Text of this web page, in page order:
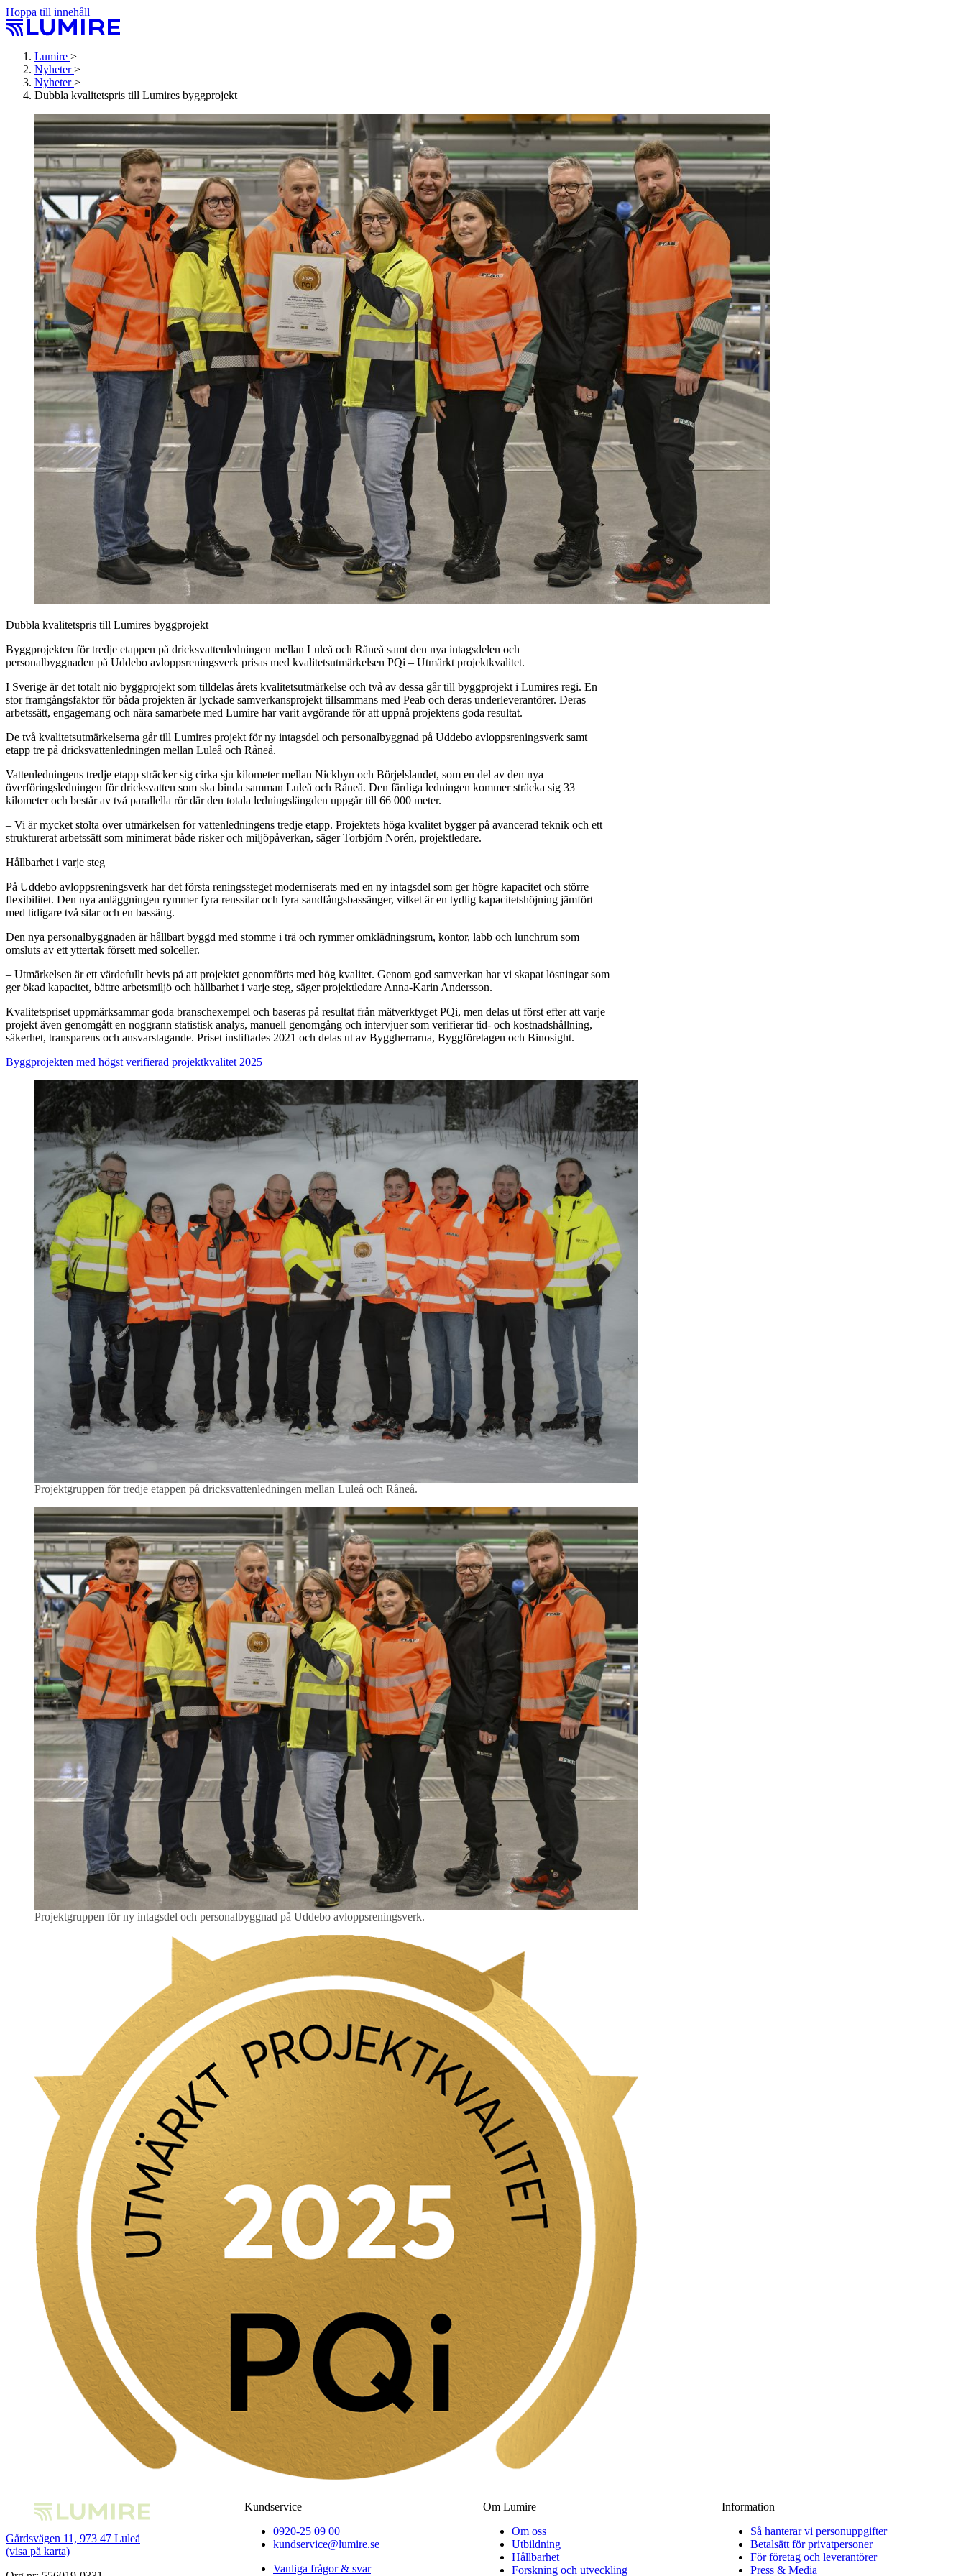
Hoppa till innehåll
Lumire >
Nyheter >
Nyheter >
Dubbla kvalitetspris till Lumires byggprojekt
Dubbla kvalitetspris till Lumires byggprojekt
Byggprojekten för tredje etappen på dricksvattenledningen mellan Luleå och Råneå samt den nya intagsdelen och
personalbyggnaden på Uddebo avloppsreningsverk prisas med kvalitetsutmärkelsen PQi – Utmärkt projektkvalitet.
I Sverige är det totalt nio byggprojekt som tilldelas årets kvalitetsutmärkelse och två av dessa går till byggprojekt i Lumires regi. En
stor framgångsfaktor för båda projekten är lyckade samverkansprojekt tillsammans med Peab och deras underleverantörer. Deras
arbetssätt, engagemang och nära samarbete med Lumire har varit avgörande för att uppnå projektens goda resultat.
De två kvalitetsutmärkelserna går till Lumires projekt för ny intagsdel och personalbyggnad på Uddebo avloppsreningsverk samt
etapp tre på dricksvattenledningen mellan Luleå och Råneå.
Vattenledningens tredje etapp sträcker sig cirka sju kilometer mellan Nickbyn och Börjelslandet, som en del av den nya
överföringsledningen för dricksvatten som ska binda samman Luleå och Råneå. Den färdiga ledningen kommer sträcka sig 33
kilometer och består av två parallella rör där den totala ledningslängden uppgår till 66 000 meter.
– Vi är mycket stolta över utmärkelsen för vattenledningens tredje etapp. Projektets höga kvalitet bygger på avancerad teknik och ett
strukturerat arbetssätt som minimerat både risker och miljöpåverkan, säger Torbjörn Norén, projektledare.
Hållbarhet i varje steg
På Uddebo avloppsreningsverk har det första reningssteget moderniserats med en ny intagsdel som ger högre kapacitet och större
flexibilitet. Den nya anläggningen rymmer fyra renssilar och fyra sandfångsbassänger, vilket är en tydlig kapacitetshöjning jämfört
med tidigare två silar och en bassäng.
Den nya personalbyggnaden är hållbart byggd med stomme i trä och rymmer omklädningsrum, kontor, labb och lunchrum som
omsluts av ett yttertak försett med solceller.
– Utmärkelsen är ett värdefullt bevis på att projektet genomförts med hög kvalitet. Genom god samverkan har vi skapat lösningar som
ger ökad kapacitet, bättre arbetsmiljö och hållbarhet i varje steg, säger projektledare Anna-Karin Andersson.
Kvalitetspriset uppmärksammar goda branschexempel och baseras på resultat från mätverktyget PQi, men delas ut först efter att varje
projekt även genomgått en noggrann statistisk analys, manuell genomgång och intervjuer som verifierar tid- och kostnadshållning,
säkerhet, transparens och ansvarstagande. Priset instiftades 2021 och delas ut av Byggherrarna, Byggföretagen och Binosight.
Byggprojekten med högst verifierad projektkvalitet 2025
Projektgruppen för tredje etappen på dricksvattenledningen mellan Luleå och Råneå.
Projektgruppen för ny intagsdel och personalbyggnad på Uddebo avloppsreningsverk.
Gårdsvägen 11, 973 47 Luleå
(visa på karta)
Kundservice
0920-25 09 00
kundservice@lumire.se
Vanliga frågor & svar
Om Lumire
Om oss
Utbildning
Hållbarhet
Forskning och utveckling
Information
Så hanterar vi personuppgifter
Betalsätt för privatpersoner
För företag och leverantörer
Press & Media